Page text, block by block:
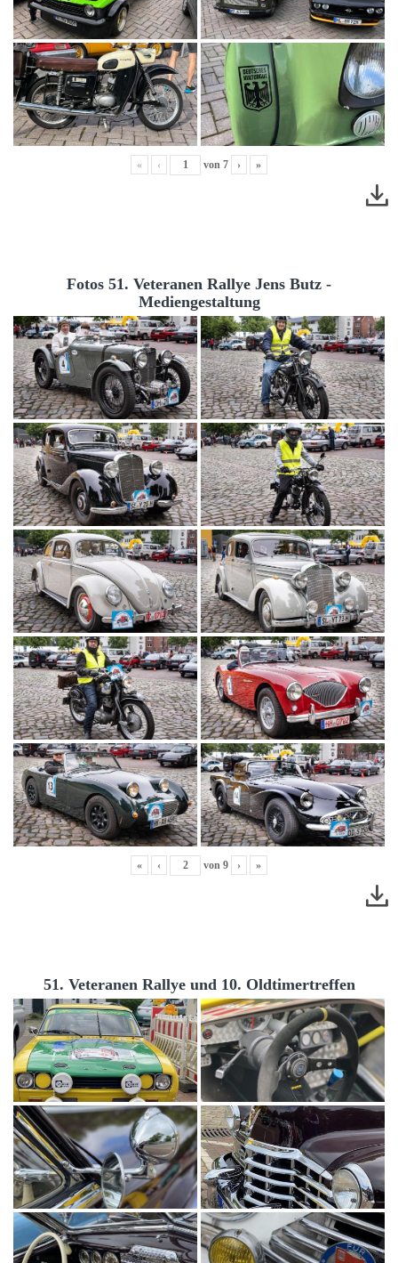
« ‹ von 7 › »
Fotos 51. Veteranen Rallye Jens Butz -
Mediengestaltung
« ‹ von 9 › »
51. Veteranen Rallye und 10. Oldtimertreffen